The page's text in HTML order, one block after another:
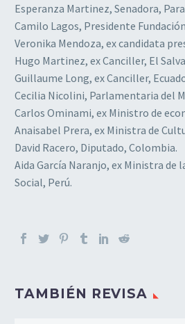
Esperanza Martinez, Senadora,
Camilo Lagos, Presidente
Veronika Mendoza, ex candidata
Hugo Martinez, ex Canciller, El
Guillaume Long, ex Canciller,
Cecilia Nicolini, Parlamentaria del
Carlos Ominami, ex Ministro de
Anaisabel Prera, ex Ministra de
David Racero, Diputado, Colombia.
Aida García Naranjo, ex Ministra de
Social, Perú.
TAMBIÉN REVISA